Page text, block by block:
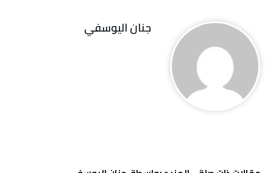
جنان اليوسفي